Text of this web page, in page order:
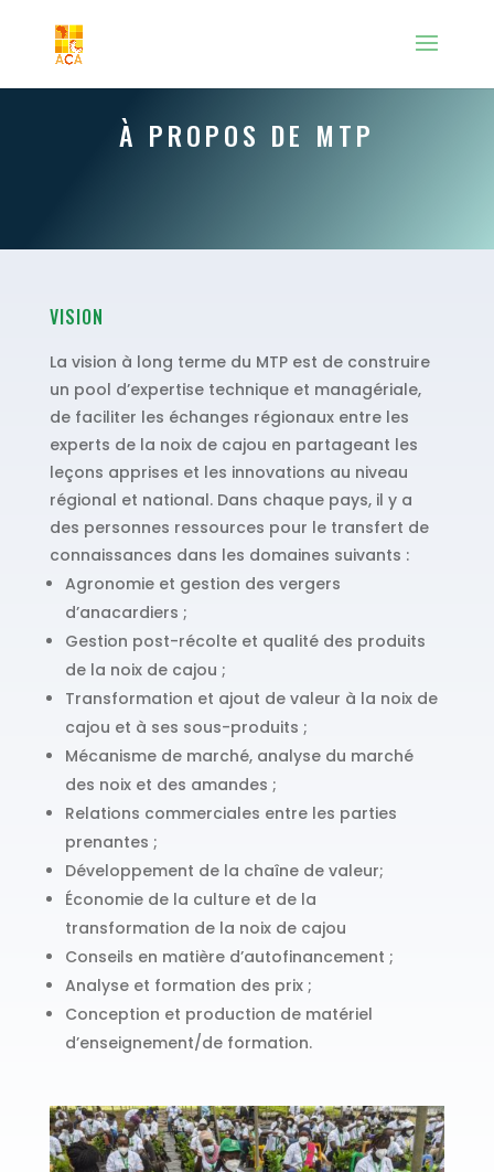
À PROPOS DE MTP
VISION
La vision à long terme du MTP est de construire
un pool d’expertise technique et managériale,
de faciliter les échanges régionaux entre les
experts de la noix de cajou en partageant les
leçons apprises et les innovations au niveau
régional et national. Dans chaque pays, il y a
des personnes ressources pour le transfert de
connaissances dans les domaines suivants :
Agronomie et gestion des vergers
d’anacardiers ;
Gestion post-récolte et qualité des produits
de la noix de cajou ;
Transformation et ajout de valeur à la noix de
cajou et à ses sous-produits ;
Mécanisme de marché, analyse du marché
des noix et des amandes ;
Relations commerciales entre les parties
prenantes ;
Développement de la chaîne de valeur;
Économie de la culture et de la
transformation de la noix de cajou
Conseils en matière d’autofinancement ;
Analyse et formation des prix ;
Conception et production de matériel
d’enseignement/de formation.